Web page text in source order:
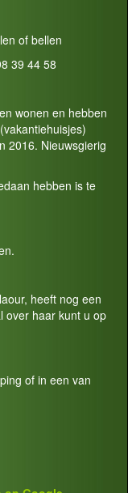
of bellen
39 44 58
wonen en hebben
2016. Nieuwsgierig
hebben is te
heeft nog een
over haar kunt u op
of in een van